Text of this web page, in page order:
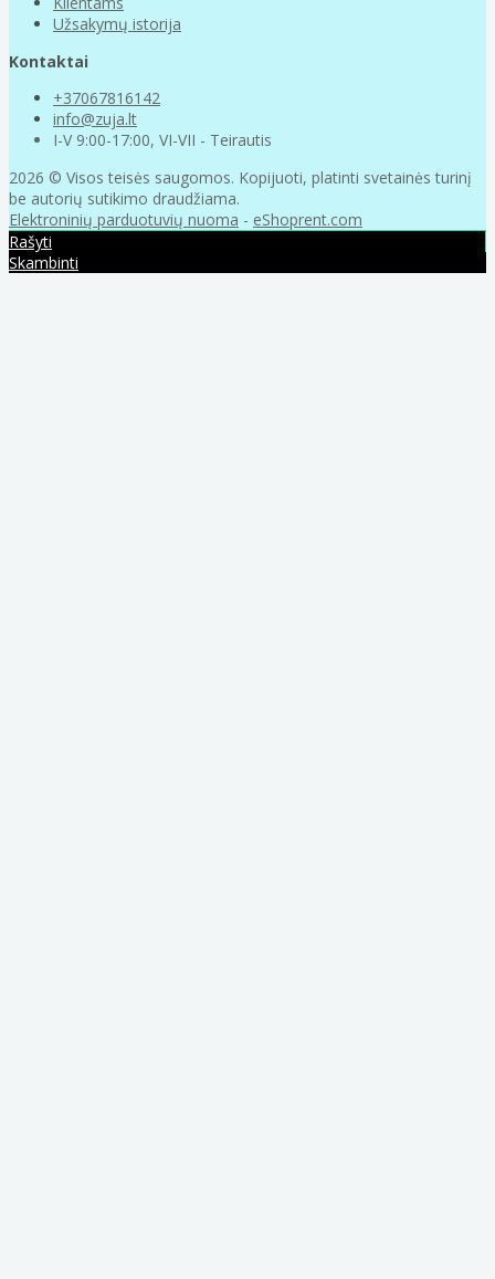
Užsakymų istorija
Kontaktai
+37067816142
info@zuja.lt
I-V 9:00-17:00, VI-VII - Teirautis
2026 © Visos teisės saugomos. Kopijuoti, platinti svetainės turinį
be autorių sutikimo draudžiama.
Elektroninių parduotuvių nuoma - eShoprent.com
Rašyti
Skambinti